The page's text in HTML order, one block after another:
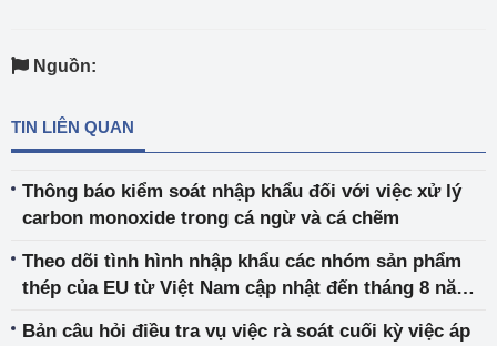
Nguồn:
TIN LIÊN QUAN
Thông báo kiểm soát nhập khẩu đối với việc xử lý
carbon monoxide trong cá ngừ và cá chẽm
Theo dõi tình hình nhập khẩu các nhóm sản phẩm
thép của EU từ Việt Nam cập nhật đến tháng 8 năm
Bản câu hỏi điều tra vụ việc rà soát cuối kỳ việc áp